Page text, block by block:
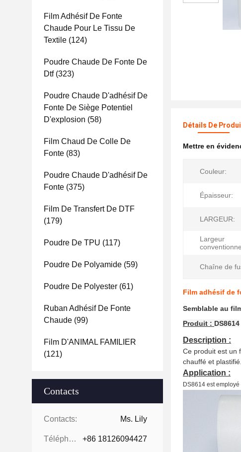
Film Adhésif De Fonte
Chaude Pour Le Tissu De
Textile (124)
Poudre Chaude De Fonte De
Dtf(323)
Poudre Chaude D'adhésif De
Fonte De Siège Potentiel
D'explosion (58)
Film Chaud De Colle De
Fonte (83)
Poudre Chaude D'adhésif De
Fonte (375)
Film De Transfert De DTF
(179)
Poudre De TPU (117)
Poudre De Polyamide (59)
Poudre De Polyester (61)
Ruban Adhésif De Fonte
Chaude (99)
Film D'ANIMAL FAMILIER
(121)
Contacts
Contacts: Ms. Lily
Téléphone: +86 18126094427
Détails De
Mettre en
Couleur:
Épaisseur:
LARGEUR:
Largeur
Chaîne de
Film adhésif de
Semblable au
Produit : DS8614
Description :
Ce produit est un
chauffé et
Application :
DS8614 est